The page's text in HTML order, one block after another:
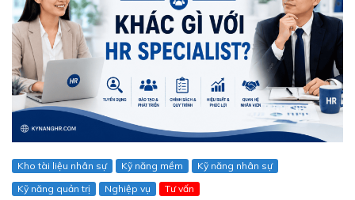
Kho tài liệu nhân sự Kỹ năng mềm
Kỹ năng nhân sự
Kỹ năng quản trị
Nghiệp vụ Tư vấn